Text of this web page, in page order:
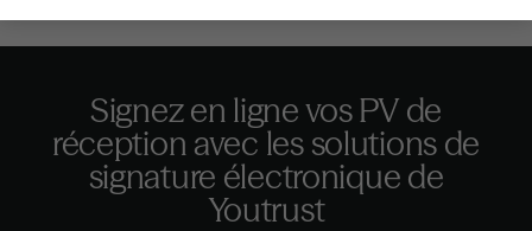
Signez en ligne vos PV de
réception avec les solutions de
signature électronique de
Youtrust